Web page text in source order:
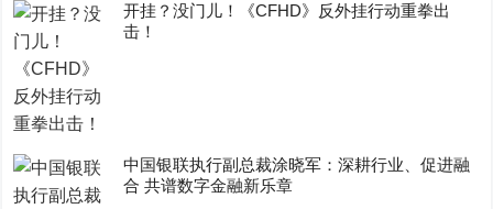
开挂？没门儿！《CFHD》反外挂行动重拳出
击！
中国银联执行副总裁涂晓军：深耕行业、促进融
合 共谱数字金融新乐章